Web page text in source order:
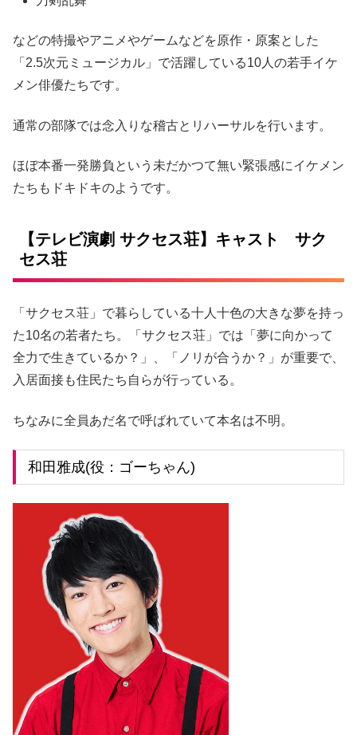
などの特撮やアニメやゲームなどを原作・原案とした
「2.5次元ミュージカル」で活躍している10人の若手イケ
メン俳優たちです。
通常の部隊では念入りな稽古とリハーサルを行います。
ほぼ本番一発勝負という未だかつて無い緊張感にイケメン
たちもドキドキのようです。
【テレビ演劇 サクセス荘】キャスト サク
セス荘
「サクセス荘」で暮らしている十人十色の大きな夢を持っ
た10名の若者たち。「サクセス荘」では「夢に向かって
全力で生きているか？」、「ノリが合うか？」が重要で、
入居面接も住民たち自らが行っている。
ちなみに全員あだ名で呼ばれていて本名は不明。
和田雅成(役：ゴーちゃん)